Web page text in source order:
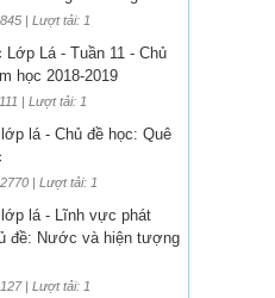
| Lượt tải: 1
Lớp Lá - Tuần 11 - Chủ
học 2018-2019
| Lượt tải: 1
lá - Chủ đề học: Quê
| Lượt tải: 1
lá - Lĩnh vực phát
đề: Nước và hiện tượng
| Lượt tải: 1